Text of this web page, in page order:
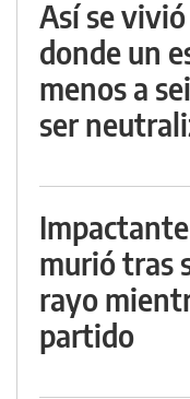
Así se
donde un
menos a
ser
murió tras
rayo
partido